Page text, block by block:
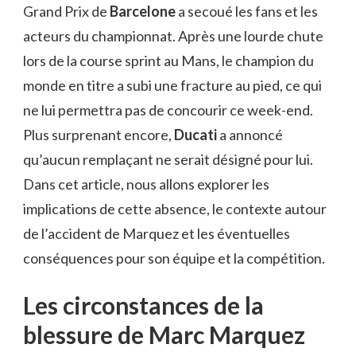
Grand Prix de Barcelonea secoué les fans et les
acteurs du championnat. Après une lourde chute
lors de la course sprint au Mans, le champion du
monde en titre a subi une fracture au pied, ce qui
ne lui permettra pas de concourir ce week-end.
Plus surprenant encore, Ducatia annoncé
qu’aucun remplaçant ne serait désigné pour lui.
Dans cet article, nous allons explorer les
implications de cette absence, le contexte autour
de l’accident de Marquez et les éventuelles
conséquences pour son équipe et la compétition.
Les circonstances de la
blessure de Marc Marquez